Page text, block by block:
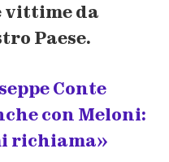
vittime da
Paese.
Conte
con Meloni:
richiama»